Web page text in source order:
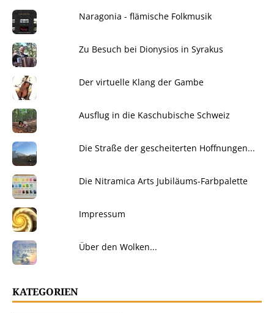
Naragonia - flämische Folkmusik
Zu Besuch bei Dionysios in Syrakus
Der virtuelle Klang der Gambe
Ausflug in die Kaschubische Schweiz
Die Straße der gescheiterten Hoffnungen...
Die Nitramica Arts Jubiläums-Farbpalette
Impressum
Über den Wolken...
KATEGORIEN